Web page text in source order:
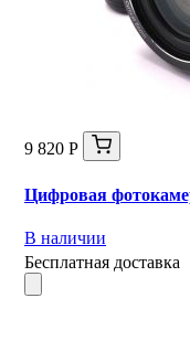
9 820 Р
Цифровая
В наличии
Бесплатная доставка